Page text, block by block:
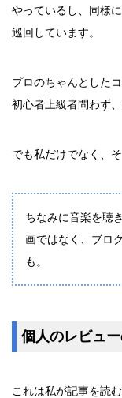
やっているし、同様
巡回しています。
プロのちゃんとした
初心者上級者問わず
でも私だけでなく、
ちなみに音楽を聴
画ではなく、ブロ
も。
個人のレビュ
これは私が記事を読